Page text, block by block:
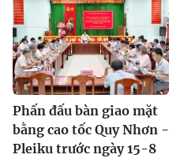
Phấn đấu bàn giao mặt
bằng cao tốc Quy Nhơn -
Pleiku trước ngày 15-8